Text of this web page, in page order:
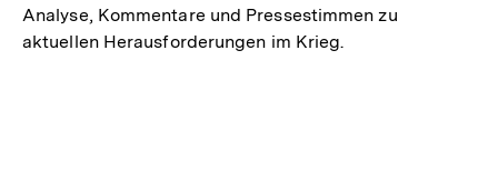
Analyse, Kommentare und Pressestimmen zu
aktuellen Herausforderungen im Krieg.